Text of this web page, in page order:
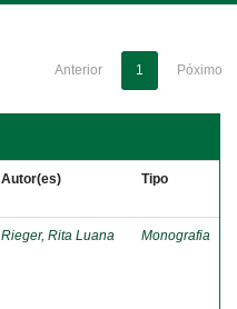
Anterior 1 Póximo
Autor(es) Tipo
Rieger, Rita Luana Monografia